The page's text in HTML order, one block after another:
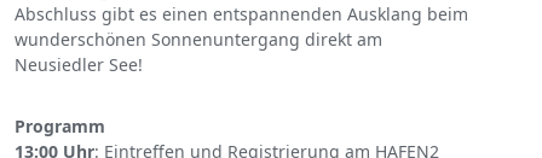
Abschluss gibt es einen entspannenden Ausklang beim
wunderschönen Sonnenuntergang direkt am
Neusiedler See!
Programm
13:00 Uhr: Eintreffen und Registrierung am HAFEN2